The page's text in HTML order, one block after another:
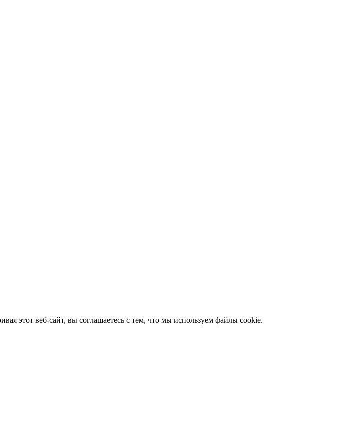
этот веб-сайт, вы соглашаетесь с тем, что мы используем файлы cookie.